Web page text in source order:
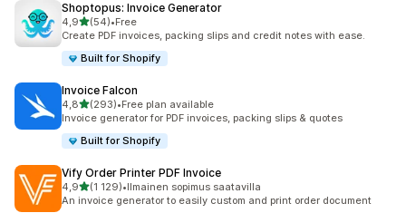
Shoptopus: Invoice Generator
4,9/ 5 tähteä
(54)
54 arvostelua yhteensä
•Free
Create PDF invoices, packing slips and credit notes with ease.
Built for Shopify
Invoice Falcon
4,8/ 5 tähteä
(293)
293 arvostelua yhteensä
•Free plan available
Invoice generator for PDF invoices, packing slips & quotes
Built for Shopify
Vify Order Printer PDF Invoice
4,9/ 5 tähteä
(1 129)
1129 arvostelua yhteensä
•Ilmainen sopimus saatavilla
An invoice generator to easily custom and print order document